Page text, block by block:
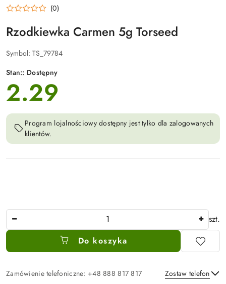
(0)
Rzodkiewka Carmen 5g Torseed
Symbol: TS_79784
Stan:: Dostępny
cena:
2.29
Program lojalnościowy dostępny jest tylko dla zalogowanych
klientów.
szt.
Do koszyka
Zamówienie telefoniczne: +48 888 817 817 Zostaw telefon